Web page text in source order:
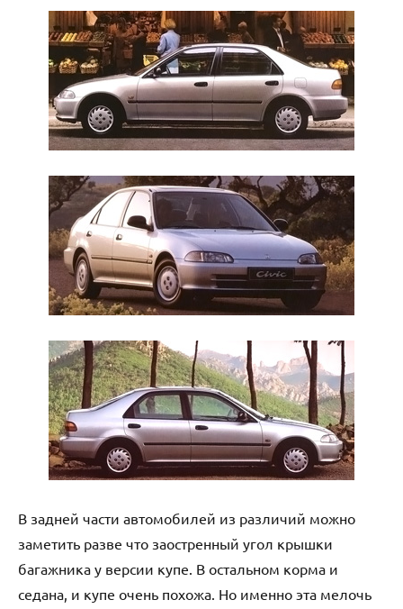
В задней части автомобилей из различий можно
заметить разве что заостренный угол крышки
багажника у версии купе. В остальном корма и
седана, и купе очень похожа. Но именно эта мелочь